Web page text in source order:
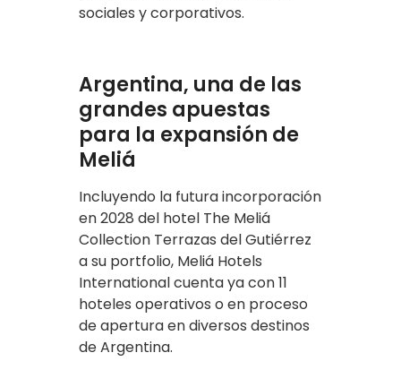
sociales y corporativos.
Argentina, una de las
grandes apuestas
para la expansión de
Meliá
Incluyendo la futura incorporación
en 2028 del hotel The Meliá
Collection Terrazas del Gutiérrez
a su portfolio, Meliá Hotels
International cuenta ya con 11
hoteles operativos o en proceso
de apertura en diversos destinos
de Argentina.